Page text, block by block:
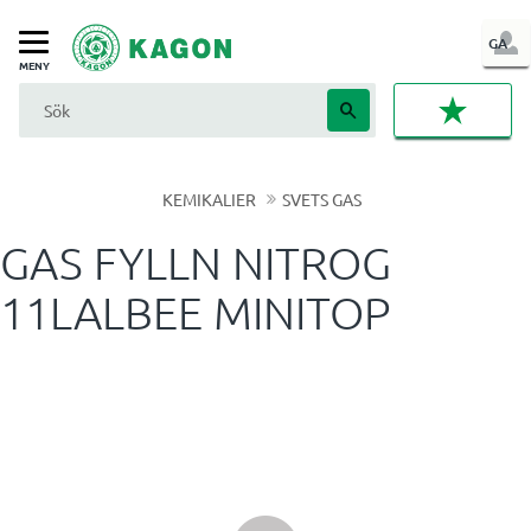
Meny
GA
IN
KEMIKALIER SVETS GAS
GAS FYLLN NITROG
11LALBEE MINITOP